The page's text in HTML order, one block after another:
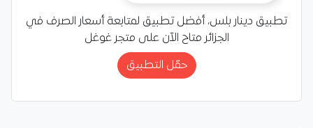
تطبيق دينار بلس، أفضل تطبيق لمتابعة أسعار الصرف في
الجزائر متاح الآن على متجر غوغل
حمّل التطبيق